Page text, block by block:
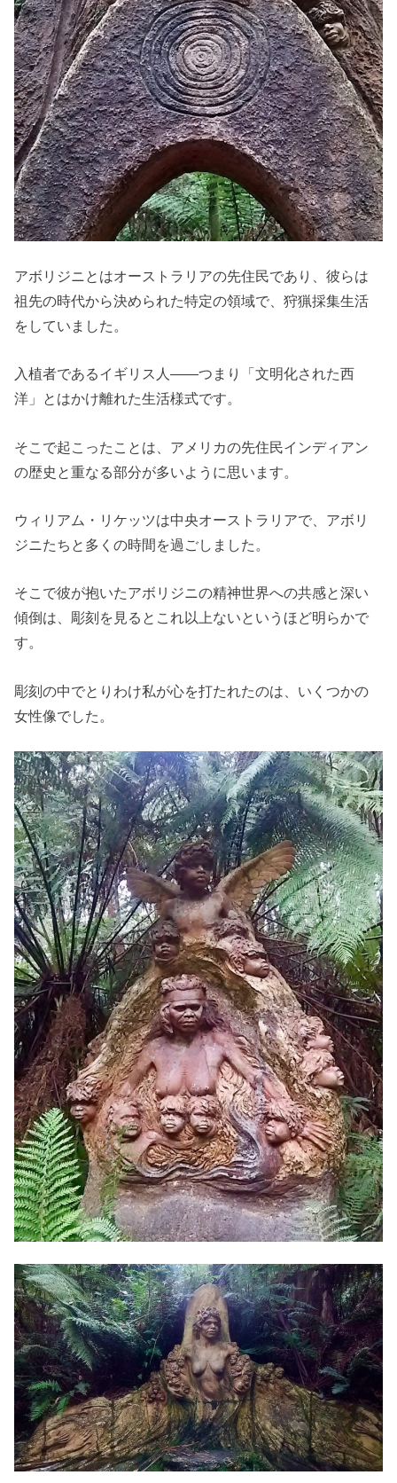
アボリジニとはオーストラリアの先住民であり、彼らは
祖先の時代から決められた特定の領域で、狩猟採集生活
をしていました。
入植者であるイギリス人――つまり「文明化された西
洋」とはかけ離れた生活様式です。
そこで起こったことは、アメリカの先住民インディアン
の歴史と重なる部分が多いように思います。
ウィリアム・リケッツは中央オーストラリアで、アボリ
ジニたちと多くの時間を過ごしました。
そこで彼が抱いたアボリジニの精神世界への共感と深い
傾倒は、彫刻を見るとこれ以上ないというほど明らかで
す。
彫刻の中でとりわけ私が心を打たれたのは、いくつかの
女性像でした。